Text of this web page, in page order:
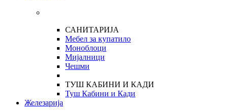
САНИТАРИЈА
Мебел за купатило
Моноблоци
Мијалници
Чешми
ТУШ КАБИНИ И КАДИ
Туш Кабини и Кади
Железарија